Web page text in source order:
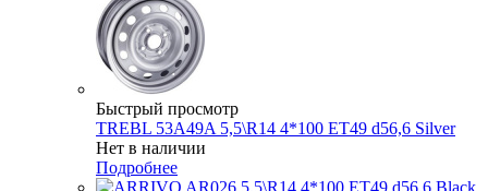
Быстрый просмотр
TREBL 53A49A 5,5\R14 4*100 ET49 d56,6 Silver
Нет в наличии
Подробнее